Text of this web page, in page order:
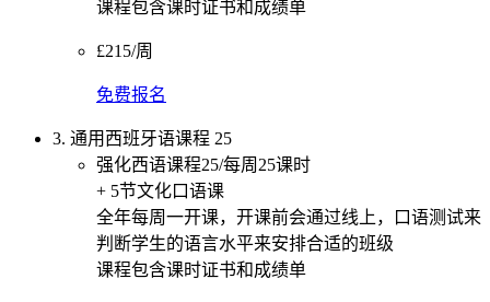
课程包含课时证书和成绩单
£215/周
免费报名
3. 通用西班牙语课程 25
强化西语课程25/每周25课时
+ 5节文化口语课
全年每周一开课，开课前会通过线上，口语测试来
判断学生的语言水平来安排合适的班级
课程包含课时证书和成绩单